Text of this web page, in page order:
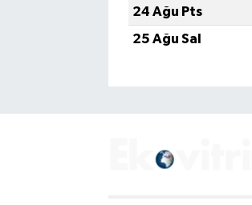
24 Ağu Pts
25 Ağu Sal